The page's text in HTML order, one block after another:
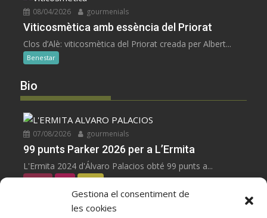
Gestiona el consentiment de
les cookies
08/04/2026 gourmenials
Viticosmètica amb essència del Priorat
Clos d’Alè: viticosmètica del Priorat creada per Albert...
Benestar
Bio
07/08/2026 gourmenials
99 punts Parker 2026 per a L’Ermita
L'Ermita 2024 d'Álvaro Palacios obté 99 punts a...
negres Vins Zoom
gourmenials